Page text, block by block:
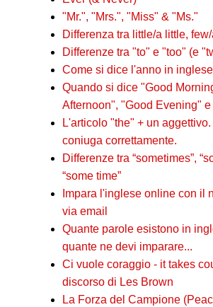
"Mr.", "Mrs.", "Miss" & "Ms."
Differenza tra little/a little,
Differenze tra "to" e "too" (e
Come si dice l'anno in
Quando si dice "Good
Afternoon", "Good Evening"
L'articolo "the" + un
coniuga correttamente.
Differenze tra “sometimes”,
“some time”
Impara l'inglese online con il
via email
Quante parole esistono in
quante ne devi imparare...
Ci vuole coraggio - it takes
discorso di Les Brown
La Forza del Campione